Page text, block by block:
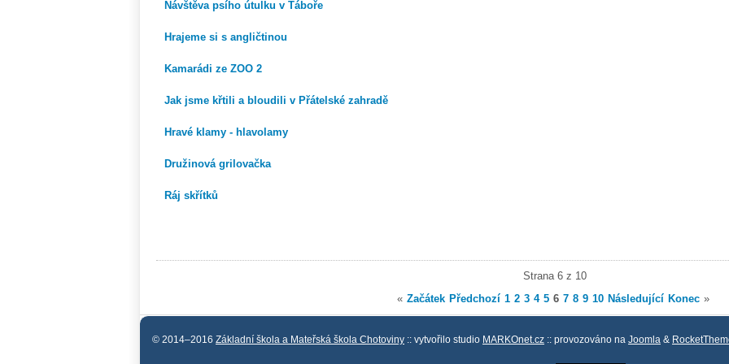
Návštěva psího útulku v Táboře
Hrajeme si s angličtinou
Kamarádi ze ZOO 2
Jak jsme křtili a bloudili v Přátelské zahradě
Hravé klamy - hlavolamy
Družinová grilovačka
Ráj skřítků
Strana 6 z 10
« Začátek Předchozí 1 2 3 4 5 6 7 8 9 10 Následující Konec »
© 2014–2016 Základní škola a Mateřská škola Chotoviny :: vytvořilo studio MARKOnet.cz :: provozováno na Joomla &